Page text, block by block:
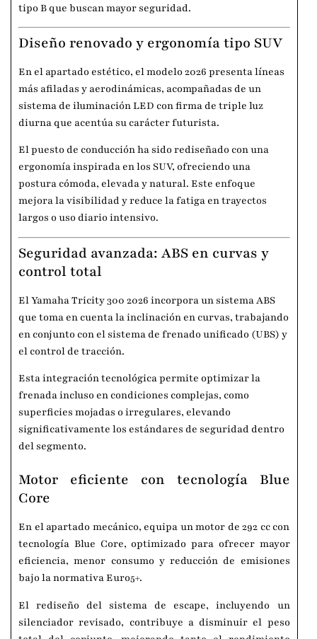
tipo B que buscan mayor seguridad.
Diseño renovado y ergonomía tipo SUV
En el apartado estético, el modelo 2026 presenta líneas
más afiladas y aerodinámicas, acompañadas de un
sistema de iluminación LED con firma de triple luz
diurna que acentúa su carácter futurista.
El puesto de conducción ha sido rediseñado con una
ergonomía inspirada en los SUV, ofreciendo una
postura cómoda, elevada y natural. Este enfoque
mejora la visibilidad y reduce la fatiga en trayectos
largos o uso diario intensivo.
Seguridad avanzada: ABS en curvas y
control total
El Yamaha Tricity 300 2026 incorpora un sistema ABS
que toma en cuenta la inclinación en curvas, trabajando
en conjunto con el sistema de frenado unificado (UBS) y
el control de tracción.
Esta integración tecnológica permite optimizar la
frenada incluso en condiciones complejas, como
superficies mojadas o irregulares, elevando
significativamente los estándares de seguridad dentro
del segmento.
Motor eficiente con tecnología Blue
Core
En el apartado mecánico, equipa un motor de 292 cc con
tecnología Blue Core, optimizado para ofrecer mayor
eficiencia, menor consumo y reducción de emisiones
bajo la normativa Euro5+.
El rediseño del sistema de escape, incluyendo un
silenciador revisado, contribuye a disminuir el peso